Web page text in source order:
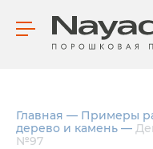
Главная — Примеры
дерево и камень —
№97